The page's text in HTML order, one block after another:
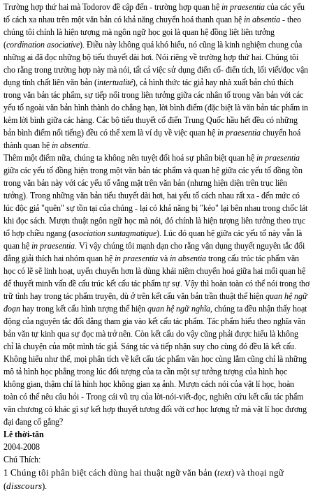
Trường hợp thứ hai mà Todorov đề cập đến - trường hợp quan hệ in praesentia của các yếu
tố cách xa nhau trên một văn bản có khả năng chuyển hoá thanh quan hệ in absentia - theo
chúng tôi chính là hiện tượng mà ngôn ngữ học gọi là quan hệ đồng liệt liên tưởng
(cordination asociative). Điều này không quá khó hiểu, nó cũng là kinh nghiệm chung của
những ai đã đọc những bộ tiểu thuyết dài hơi. Nói riêng về trường hợp thứ hai. Chúng tôi
cho rằng trong trường hợp này mà nói, tất cả việc sử dụng điển cố- điển tích, lối viết/đọc vận
dụng tính chất liên văn bản (intertualité), cả hình thức tác giả hay nhà xuất bản chú thích
trong văn bản tác phẩm, sự tiếp nối trong liên tưởng giữa các nhân tố trong văn bản với các
yếu tố ngoài văn bản hình thành do chẳng hạn, lời bình điểm (đặc biệt là văn bản tác phẩm in
kèm lời bình giữa các hàng. Các bộ tiểu thuyết cổ điển Trung Quốc hầu hết đều có những
bản bình điểm nổi tiếng) đều có thể xem là ví dụ về việc quan hệ in praesentia chuyển hoá
thành quan hệ in absentia.
Thêm một điểm nữa, chúng ta không nên tuyệt đối hoá sự phân biệt quan hệ in praesentia
giữa các yếu tố đồng hiện trong một văn bản tác phẩm và quan hệ giữa các yếu tố đồng tồn
trong văn bản này với các yếu tố vắng mặt trên văn bản (nhưng hiện diện trên trục liên
tưởng). Trong những văn bản tiểu thuyết dài hơi, hai yếu tố cách nhau rất xa - đến mức có
lúc độc giả "quên" sự tồn tại của chúng - lại có khả năng bị "kéo" lại bên nhau trong chốc lát
khi đọc sách. Mượn thuật ngôn ngữ học mà nói, đó chính là hiện tượng liên tưởng theo trục
tổ hợp chiều ngang (asociation suntagmatique). Lúc đó quan hệ giữa các yếu tố này vẫn là
quan hệ in praesentia. Vì vậy chúng tôi mạnh dạn cho rằng vận dụng thuyết nguyên tắc đối
đẳng giải thích hai nhóm quan hệ in praesentia và in absentia trong cấu trúc tác phẩm văn
học có lẽ sẽ linh hoạt, uyển chuyển hơn là dùng khái niệm chuyển hoá giữa hai mối quan hệ
để thuyết minh vấn đề cấu trúc kết cấu tác phẩm tự sự. Vậy thì hoàn toàn có thể nói trong thơ
trữ tình hay trong tác phẩm truyện, dù ở trên kết cấu văn bản trần thuật thể hiện quan hệ ngữ
đoạn hay trong kết cấu hình tượng thể hiện quan hệ ngữ nghĩa, chúng ta đều nhận thấy hoạt
động của nguyên tắc đối đẳng tham gia vào kết cấu tác phẩm. Tác phẩm hiểu theo nghĩa văn
bản văn tự kinh qua sự đọc mà trở nên. Còn kết cấu do vậy cũng phải được hiểu là không
chỉ là chuyện của một mình tác giả. Sáng tác và tiếp nhận suy cho cùng đó đều là kết cấu.
Không hiểu như thế, mọi phân tích về kết cấu tác phẩm văn học cùng lắm cũng chỉ là những
mô tả hình học phẳng trong lúc đối tượng của ta cần một sự tưởng tượng của hình học
không gian, thậm chí là hình học không gian xạ ảnh. Mượn cách nói của vật lí học, hoàn
toàn có thể nêu câu hỏi - Trong cái vũ trụ của lời-nói-viết-đọc, nghiên cứu kết cấu tác phẩm
văn chương có khác gì sự kết hợp thuyết tương đối với cơ học lượng tử mà vật lí học đương
đại đang cố gắng?
Lê thời-tân
2004-2008
Chú Thích:
1 Chúng tôi phân biệt cách dùng hai thuật ngữ văn bản (text) và thoại ngữ
(disscours).